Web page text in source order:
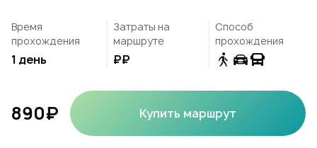
Время
прохождения
1 день
Затраты на
маршруте
₽₽
Способ
прохождения
890₽ Купить маршрут